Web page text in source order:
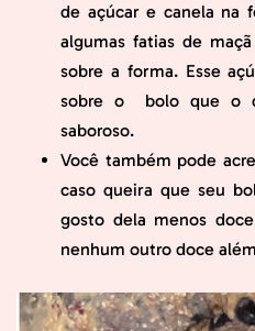
de açúcar e canela na
algumas fatias de
sobre a forma. Esse
sobre o bolo que o
saboroso.
Você também pode
caso queira que seu
gosto dela menos
nenhum outro doce